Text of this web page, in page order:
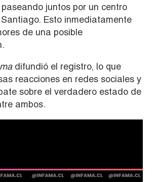
juntos por un centro
Esto inmediatamente
de una posible
difundió el registro, lo que
reacciones en redes sociales y
sobre el verdadero estado de
ambos.